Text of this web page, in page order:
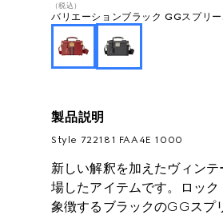
（税込）
バリエーションブラック GGスプリ
製品説明
Style ‎722181 FAA4E 1000
新しい解釈を加えたヴィン
場したアイテムです。ロッ
象徴するブラックのGGスプ